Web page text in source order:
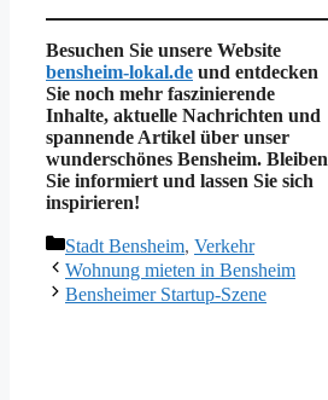
Besuchen Sie unsere Website
bensheim-lokal.de und entdecken
Sie noch mehr faszinierende
Inhalte, aktuelle Nachrichten und
spannende Artikel über unser
wunderschönes Bensheim. Bleiben
Sie informiert und lassen Sie sich
inspirieren!
Kategorien
Stadt Bensheim, Verkehr
Wohnung mieten in Bensheim
Bensheimer Startup-Szene